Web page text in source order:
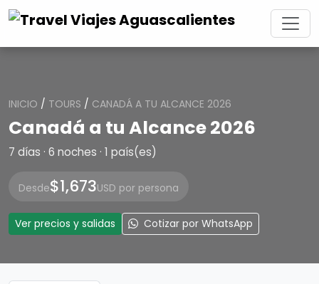
INICIO / TOURS / CANADÁ A TU ALCANCE 2026
Canadá a tu Alcance 2026
7 días · 6 noches · 1 país(es)
Desde$1,673USD por persona
Ver precios y salidas Cotizar por WhatsApp